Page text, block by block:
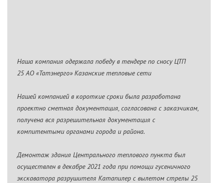
Наша компания одержала победу в тендере по сносу ЦТП
25 АО «Татэнерго» Казанские тепловые сети
Нашей компанией в короткие сроки была разработана
проектно сметная документация, согласована с заказчикам,
получена вся разрешительная документация с
компитентыми органами города и района.
Демонтаж здания Центрального теплового пункта был
осуществлен в декабре 2021 года при помощи гусеничного
экскаватора разрушителя Катапилер с вылетом стрелы 25